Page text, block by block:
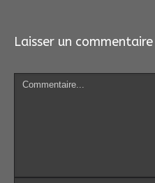
Laisser un commentaire